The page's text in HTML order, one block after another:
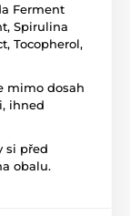
Ferment
Spirulina
Tocopherol,
mimo dosah
ihned
si před
obalu.